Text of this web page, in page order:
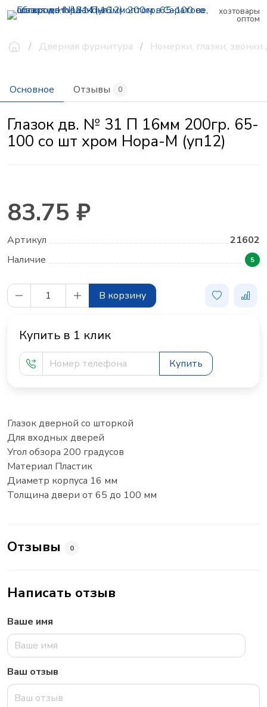
хозтовары
оптом
Дверная фурнитура Номерки, глазки,
Основное Отзывы 0
Глазок дв. № 31 П 16мм 200гр. 65-
100 со шт хром Нора-М (уп12)
83.75 ₽
Артикул
21602
Наличие
5
В корзину
Купить в 1 клик
Купить
Глазок дверной со шторкой
Для входных дверей
Угол обзора 200 градусов
Материал Пластик
Диаметр корпуса 16 мм
Толщина двери от 65 до 100 мм
Отзывы 0
Написать отзыв
Ваше имя
Ваш отзыв